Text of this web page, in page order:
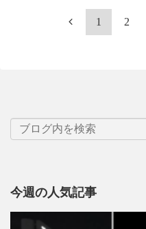
1 2
今週の人気記事